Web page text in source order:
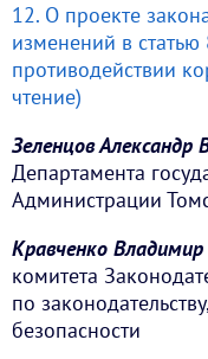
12. О проекте
изменений в
противодействии
чтение)
Зеленцов Александр
Департамента
Администрации
Кравченко
комитета
по
безопасности